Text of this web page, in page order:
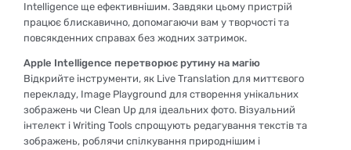
Intelligence ще ефективнішим. Завдяки цьому пристрій
працює блискавично, допомагаючи вам у творчості та
повсякденних справах без жодних затримок.
Apple Intelligence перетворює рутину на магію
Відкрийте інструменти, як Live Translation для миттєвого
перекладу, Image Playground для створення унікальних
зображень чи Clean Up для ідеальних фото. Візуальний
інтелект і Writing Tools спрощують редагування текстів та
зображень, роблячи спілкування природнішим і